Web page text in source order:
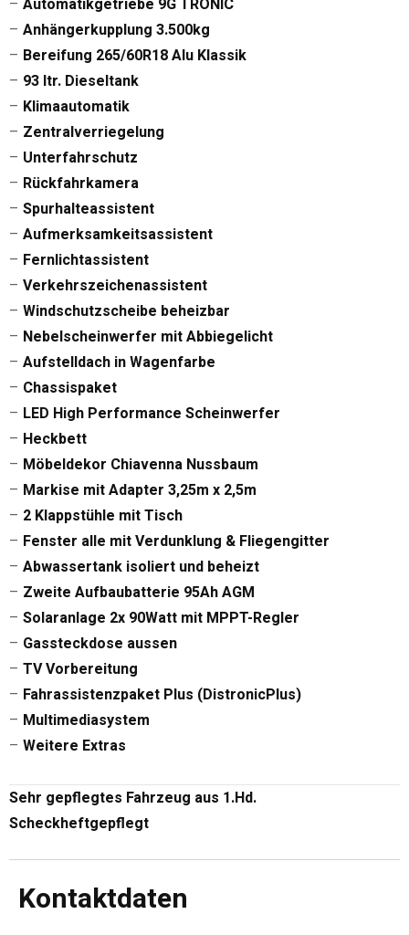
– Automatikgetriebe 9G TRONIC
– Anhängerkupplung 3.500kg
– Bereifung 265/60R18 Alu Klassik
– 93 ltr. Dieseltank
– Klimaautomatik
– Zentralverriegelung
– Unterfahrschutz
– Rückfahrkamera
– Spurhalteassistent
– Aufmerksamkeitsassistent
– Fernlichtassistent
– Verkehrszeichenassistent
– Windschutzscheibe beheizbar
– Nebelscheinwerfer mit Abbiegelicht
– Aufstelldach in Wagenfarbe
– Chassispaket
– LED High Performance Scheinwerfer
– Heckbett
– Möbeldekor Chiavenna Nussbaum
– Markise mit Adapter 3,25m x 2,5m
– 2 Klappstühle mit Tisch
– Fenster alle mit Verdunklung & Fliegengitter
– Abwassertank isoliert und beheizt
– Zweite Aufbaubatterie 95Ah AGM
– Solaranlage 2x 90Watt mit MPPT-Regler
– Gassteckdose aussen
– TV Vorbereitung
– Fahrassistenzpaket Plus (DistronicPlus)
– Multimediasystem
– Weitere Extras
Sehr gepflegtes Fahrzeug aus 1.Hd.
Scheckheftgepflegt
Kontaktdaten